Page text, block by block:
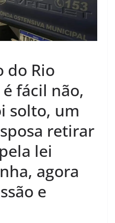
do Rio
fácil não,
solto, um
retirar
lei
agora
e